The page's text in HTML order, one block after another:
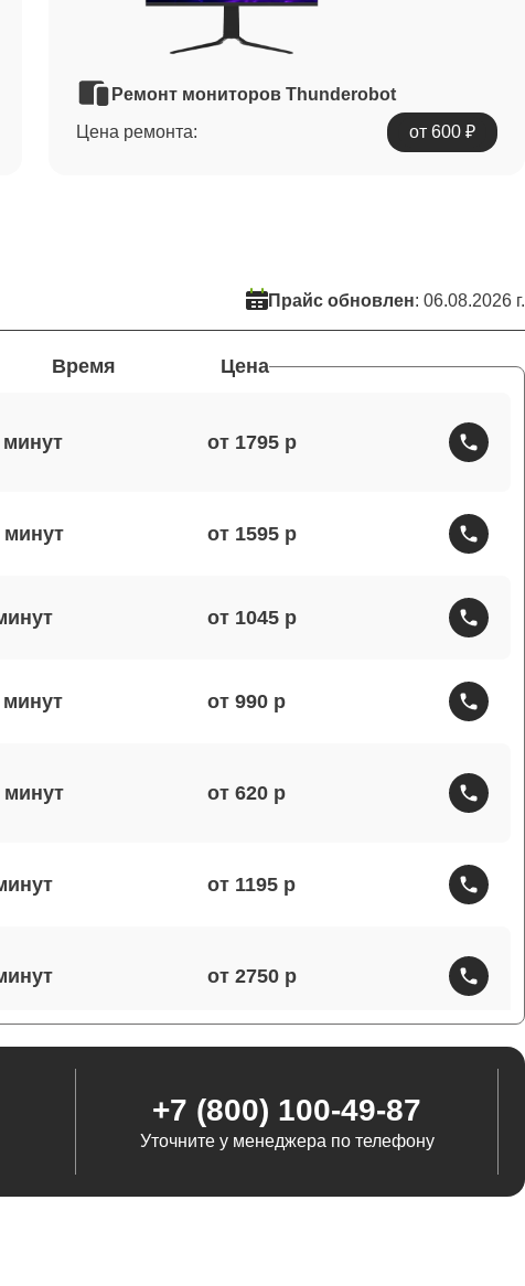
Ремонт мониторов Thunderobot
Цена ремонта:
от 600 ₽
Прайс обновлен: 06.08.2026 г.
Время Цена
от 1795
от 1595
от 1045
от 990
от 620
от 1195
от 2750
+7 (800) 100-49-87
Уточните у менеджера по телефону